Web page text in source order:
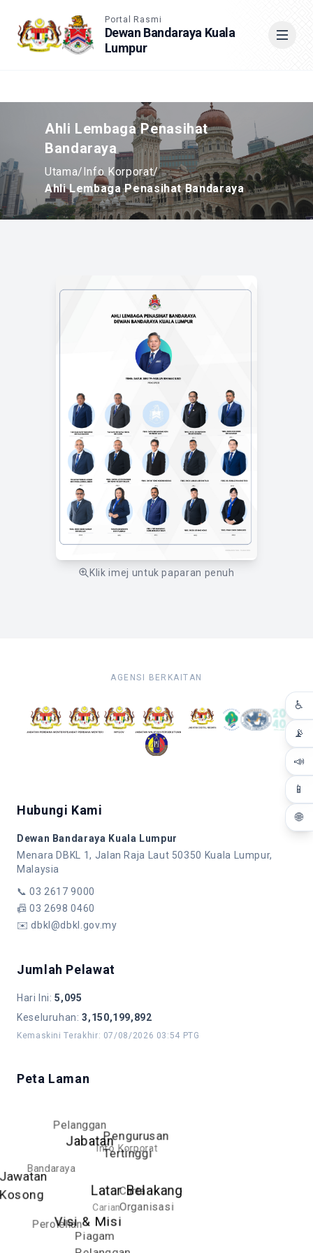
Portal Rasmi
Dewan Bandaraya Kuala
Lumpur
♿
📡
📣
📱
🌐
Ahli Lembaga Penasihat
Bandaraya
Utama/Info Korporat/
Ahli Lembaga Penasihat Bandaraya
Klik imej untuk paparan penuh
AGENSI BERKAITAN
Hubungi Kami
Dewan Bandaraya Kuala Lumpur
Menara DBKL 1, Jalan Raja Laut 50350 Kuala Lumpur,
Malaysia
📞03 2617 9000
📠03 2698 0460
✉️dbkl@dbkl.gov.my
Jumlah Pelawat
Hari Ini:5,095
Keseluruhan:3,150,199,892
Kemaskini Terakhir: 07/08/2026 03:54 PTG
Peta Laman
Latar Belakang
Visi & Misi
Piagam
Carta
Organisasi
Pengurusan
Tertinggi
Jabatan
Jawatan
Kosong
Perolehan
Carian
Info Korporat
Pelanggan
Bandaraya